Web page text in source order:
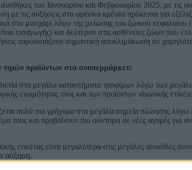
του Ιανουαρίου και Φεβρουαρίου 2025, με τις
τις αυξήσεις στα φρέσκα κρέατα πρόκειται για
στο μοσχάρι λόγω της μείωσης του ζωικού κεφαλαίου
εισαγωγής) και δεύτερον στις ασθένειες ζώων που
παρουσιάζουν σημαντική αποκλιμάκωση σε
τιμών προϊόντων στα σουπερμάρκετ:
στα μεγάλα καταστήματα τροφίμων λόγω των
ετοιμότητας τους και των προϊόντων ιδιωτικής
πολύ πιο γρήγορα στα μεγάλα σημεία πώλησης λόγω
τους και προβαίνουν πιο σύντομα σε νέες αγορές για
ετικέτας είναι μεγαλύτερα στις μεγάλες αλυσίδες
αύξηση.